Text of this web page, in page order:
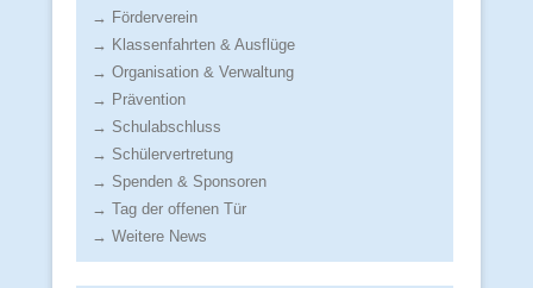
→ Förderverein
→ Klassenfahrten & Ausflüge
→ Organisation & Verwaltung
→ Prävention
→ Schulabschluss
→ Schülervertretung
→ Spenden & Sponsoren
→ Tag der offenen Tür
→ Weitere News